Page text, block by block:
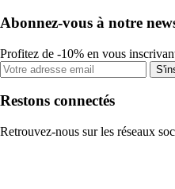
Abonnez-vous à notre
Profitez de -10% en vous
Restons connectés
Retrouvez-nous sur les réseaux